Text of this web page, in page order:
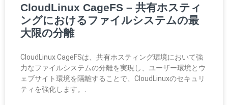
CloudLinux CageFS – 共有ホスティ
ングにおけるファイルシステムの最
大限の分離
CloudLinux CageFSは、共有ホスティング環境において強
力なファイルシステムの分離を実現し、ユーザー環境とウ
ェブサイト環境を隔離することで、CloudLinuxのセキュリ
ティを強化します。.